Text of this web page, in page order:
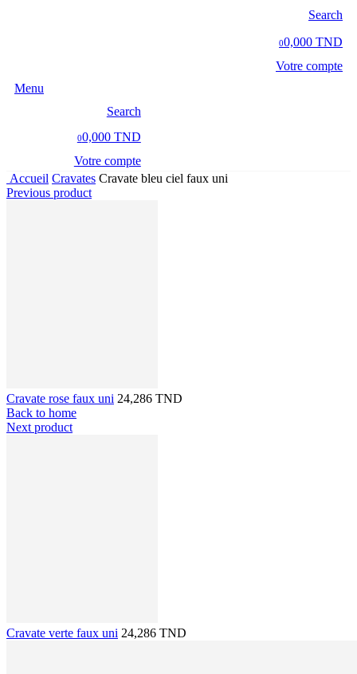
Search
00,000 TND
Votre compte
Menu
Search
00,000 TND
Votre compte
Accueil Cravates Cravate bleu ciel faux uni
Previous product
Cravate rose faux uni 24,286 TND
Back to home
Next product
Cravate verte faux uni 24,286 TND